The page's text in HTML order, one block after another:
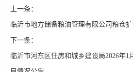
上一条：
临沂市地方储备粮油管理有限公司粮仓
下一条：
临沂市河东区住房和城乡建设局2026年